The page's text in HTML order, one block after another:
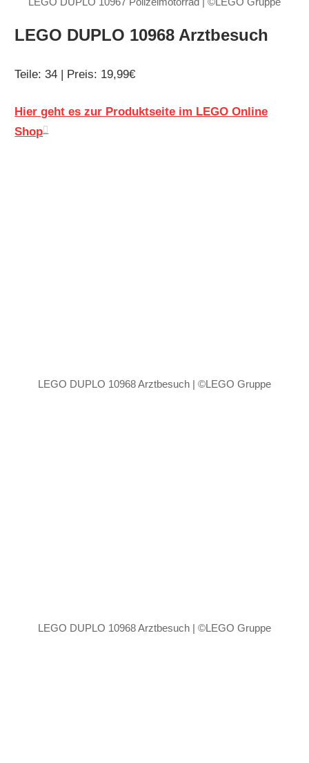
LEGO DUPLO 10968 Arztbesuch
Teile: 34 | Preis: 19,99€
Hier geht es zur Produktseite im LEGO Online
Shop
LEGO DUPLO 10968 Arztbesuch | ©LEGO Gruppe
LEGO DUPLO 10968 Arztbesuch | ©LEGO Gruppe